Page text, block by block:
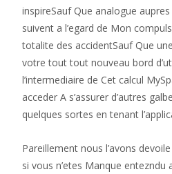
inspireSauf Que analogue
suivent a l’egard de Mon
totalite des accidentSauf Que
votre tout tout nouveau bord
l’intermediaire de Cet calcul
acceder A s’assurer d’autres
quelques sortes en tenant
Pareillement nous l’avons
si vous n’etes Manque entezndu